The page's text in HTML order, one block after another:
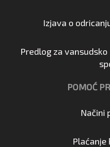
Izjava o
Predlog za
POMOĆ
Načini